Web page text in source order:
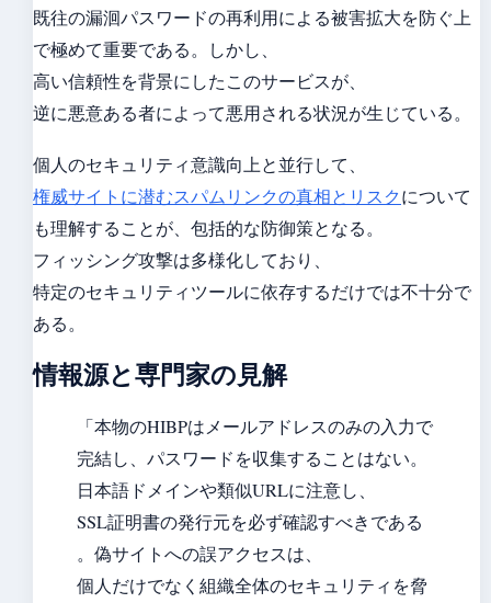
既往の漏洄パスワードの再利用による被害拡大を防ぐ上
で極めて重要である。しかし、
高い信頼性を背景にしたこのサービスが、
逆に悪意ある者によって悪用される状況が生じている。
個人のセキュリティ意識向上と並行して、
権威サイトに潜むスパムリンクの真相とリスクについて
も理解することが、包括的な防御策となる。
フィッシング攻撃は多様化しており、
特定のセキュリティツールに依存するだけでは不十分で
ある。
情報源と専門家の見解
「本物のHIBPはメールアドレスのみの入力で
完結し、パスワードを収集することはない。
日本語ドメインや類似URLに注意し、
SSL証明書の発行元を必ず確認すべきである
。偽サイトへの誤アクセスは、
個人だけでなく組織全体のセキュリティを脅